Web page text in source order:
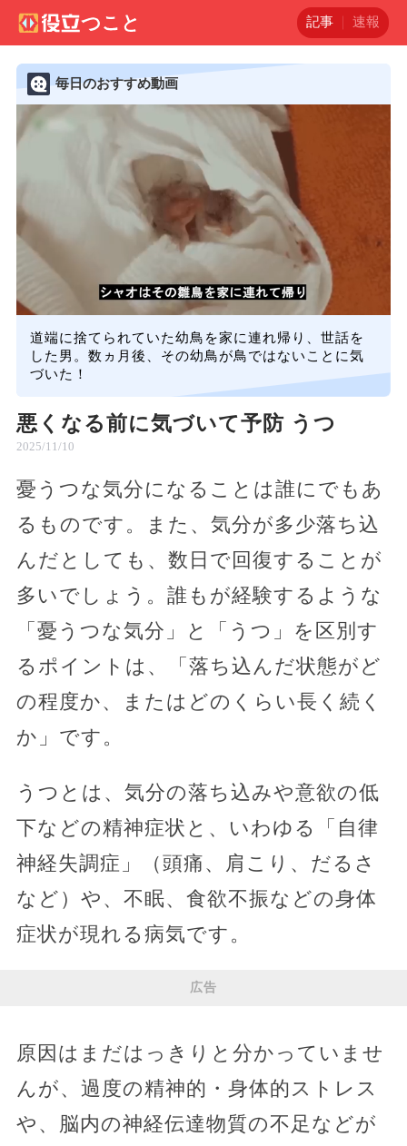
記事 速報
毎日のおすすめ動画
道端に捨てられていた幼鳥を家に連れ帰り、世話を
した男。数ヵ月後、その幼鳥が鳥ではないことに気
づいた！
悪くなる前に気づいて予防 うつ
2025/11/10
憂うつな気分になることは誰にでもあ
るものです。また、気分が多少落ち込
んだとしても、数日で回復することが
多いでしょう。誰もが経験するような
「憂うつな気分」と「うつ」を区別す
るポイントは、「落ち込んだ状態がど
の程度か、またはどのくらい長く続く
か」です。
うつとは、気分の落ち込みや意欲の低
下などの精神症状と、いわゆる「自律
神経失調症」（頭痛、肩こり、だるさ
など）や、不眠、食欲不振などの身体
症状が現れる病気です。
広告
原因はまだはっきりと分かっていませ
んが、過度の精神的・身体的ストレス
や、脳内の神経伝達物質の不足などが